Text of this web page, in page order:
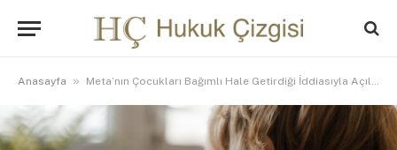
Anasayfa » Meta’nın Çocukları Bağımlı Hale Getirdiği İddiasıyla Açılan Davada Kritik Karar